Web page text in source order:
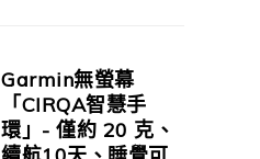
Garmin無螢幕
「CIRQA智慧手
環」- 僅約 20 克、